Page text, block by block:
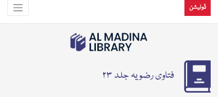
ڈونیشن
فتاوی رضویہ جلد ۲۳